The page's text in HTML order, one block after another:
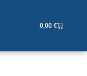
0,00 €Cart